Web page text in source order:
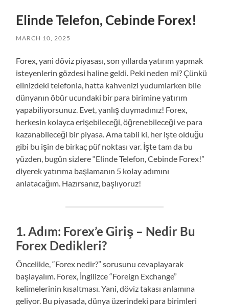
Elinde Telefon, Cebinde Forex!
MARCH 10, 2025
Forex, yani döviz piyasası, son yıllarda yatırım yapmak
isteyenlerin gözdesi haline geldi. Peki neden mi? Çünkü
elinizdeki telefonla, hatta kahvenizi yudumlarken bile
dünyanın öbür ucundaki bir para birimine yatırım
yapabiliyorsunuz. Evet, yanlış duymadınız! Forex,
herkesin kolayca erişebileceği, öğrenebileceği ve para
kazanabileceği bir piyasa. Ama tabii ki, her işte olduğu
gibi bu işin de birkaç püf noktası var. İşte tam da bu
yüzden, bugün sizlere “Elinde Telefon, Cebinde Forex!”
diyerek yatırıma başlamanın 5 kolay adımını
anlatacağım. Hazırsanız, başlıyoruz!
1. Adım: Forex’e Giriş – Nedir Bu
Forex Dedikleri?
Öncelikle, “Forex nedir?” sorusunu cevaplayarak
başlayalım. Forex, İngilizce “Foreign Exchange”
kelimelerinin kısaltması. Yani, döviz takası anlamına
geliyor. Bu piyasada, dünya üzerindeki para birimleri